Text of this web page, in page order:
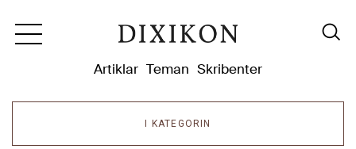
Artiklar Teman Skribenter
I KATEGORIN